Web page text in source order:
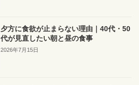
夕方に食欲が止まらない理由｜40代・50
代が見直したい朝と昼の食事
2026年7月15日